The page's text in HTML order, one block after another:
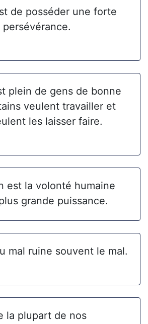
de posséder une forte
plein de gens de bonne
veulent travailler et
les laisser faire.
est la volonté humaine
grande puissance.
mal ruine souvent le mal.
la plupart de nos